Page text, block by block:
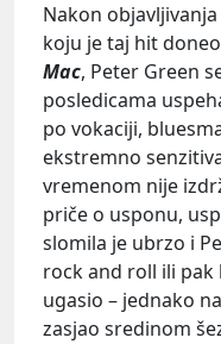
Nakon
koju je taj hit
Mac, Peter Green
posledicama
po vokaciji,
ekstremno
vremenom nije
priče o usponu,
slomila je ubrzo i
rock and roll ili
ugasio – jednako
zasjao sredinom